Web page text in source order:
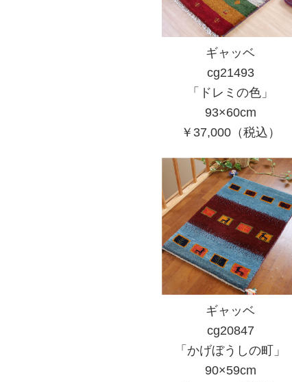
ギャッベ
cg21493
「ドレミの色」
93×60cm
￥37,000（税込）
ギャッベ
cg20847
「かげぼうしの町」
90×59cm